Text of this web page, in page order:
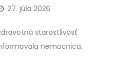
27. júla 2026
starostlivosť
nemocnica.